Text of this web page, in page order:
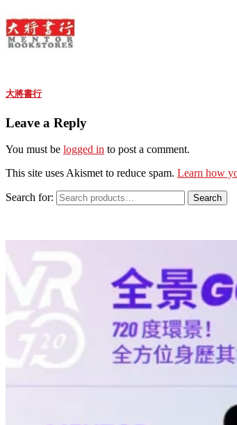
大將書行
Leave a Reply
You must be logged in to post a comment.
This site uses Akismet to reduce spam. Learn how
Search for: Search